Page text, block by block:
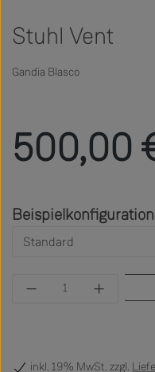
Stuhl Vent
Gandia Blasco
500,00
Produkt Anzahl:
inkl. 19% MwSt. zzgl.